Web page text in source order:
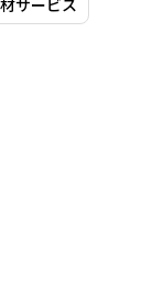
サービス